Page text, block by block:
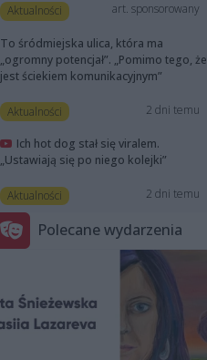
Aktualności art. sponsorowany
To śródmiejska ulica, która ma
„ogromny potencjał”. „Pomimo tego, że
jest ściekiem komunikacyjnym”
Aktualności 2 dni temu
Ich hot dog stał się viralem.
„Ustawiają się po niego kolejki”
Aktualności 2 dni temu
Polecane wydarzenia